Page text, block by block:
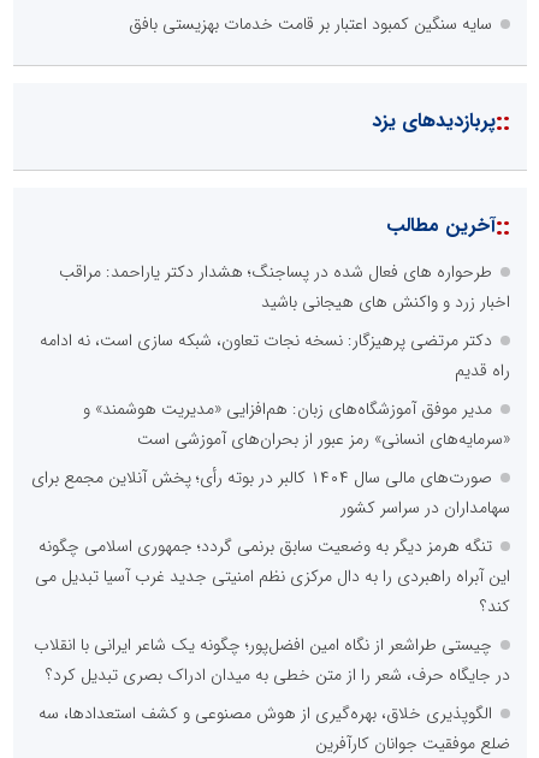
سایه سنگین کمبود اعتبار بر قامت خدمات بهزیستی بافق
::پربازدیدهای یزد
::آخرین مطالب
طرحواره های فعال شده در پساجنگ؛ هشدار دکتر یاراحمد: مراقب
اخبار زرد و واکنش های هیجانی باشید
دکتر مرتضی پرهیزگار: نسخه نجات تعاون، شبکه سازی است، نه ادامه
راه قدیم
مدیر موفق آموزشگاه‌های زبان: هم‌افزایی «مدیریت هوشمند» و
«سرمایه‌های انسانی» رمز عبور از بحران‌های آموزشی است
صورت‌های مالی سال ۱۴۰۴ کالبر در بوته رأی؛ پخش آنلاین مجمع برای
سهامداران در سراسر کشور
تنگه هرمز دیگر به وضعیت سابق برنمی گردد؛ جمهوری اسلامی چگونه
این آبراه راهبردی را به دال مرکزی نظم امنیتی جدید غرب آسیا تبدیل می
کند؟
چیستی طراشعر از نگاه امین افضل‌پور؛ چگونه یک شاعر ایرانی با انقلاب
در جایگاه حرف، شعر را از متن خطی به میدان ادراک بصری تبدیل کرد؟
الگوپذیری خلاق، بهره‌گیری از هوش مصنوعی و کشف استعدادها، سه
ضلع موفقیت جوانان کارآفرین